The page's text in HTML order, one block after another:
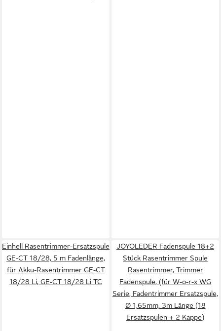
Einhell Rasentrimmer-Ersatzspule
GE-CT 18/28, 5 m Fadenlänge,
für Akku-Rasentrimmer GE-CT
18/28 Li, GE-CT 18/28 Li TC
JOYOLEDER Fadenspule 18+2
Stück Rasentrimmer Spule
Rasentrimmer, Trimmer
Fadenspule, (für W-o-r-x WG
Serie, Fadentrimmer Ersatzspule,
Ø 1,65mm, 3m Länge (18
Ersatzspulen + 2 Kappe)